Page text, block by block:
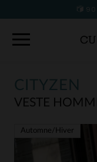
90
CITYZEN
VESTE
Automne/Hiver